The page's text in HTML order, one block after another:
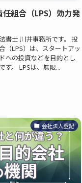
組合（LPS）効力発
書士 川井事務所です。 投
（LPS）は、スタートアッ
への投資などを目的とし
す。 LPSは、無限...
会社法人登記